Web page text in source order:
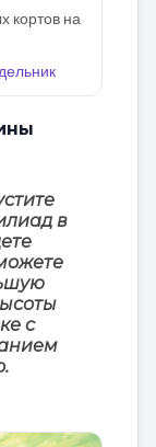
кортов на
в
с